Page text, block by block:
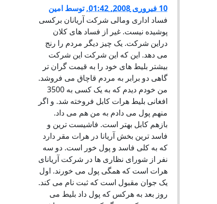
10 فبروری 2008, 01:42 ,توسط امین
فساد اداری ومالی شرکت آریانان برکسی
پوشیده نیست. غیر از فساد های کلان
دراین شرکت. یک چیز دیگر مردم را رنج
می دهد. این که این شرکت این شرکت
بیشتر بلیط های خود را به قیمت گران تر
گاهی دو برابر به مردم قاچاق می فروشد.
من خودم دیدم که به یک کسی به 3500
افغانی بلیط هرات کابل فروخته شد. و اگر
منهم پول می دادم به من هم می داد.
بازهم کابل بهتر است. فاشیست ترین و
فاسد ترین بخش آریانا در هرات مقر دارد
که به کلی فاسد و پول خور است. دو سه
نفر از شورای نظاری ها در شرکت آریانای
هرات است که همگی پول می خورند. اول
یک جوان مقبول است که ثبت نام می کند.
روز بعد به هرکس که پول داد بلیط می